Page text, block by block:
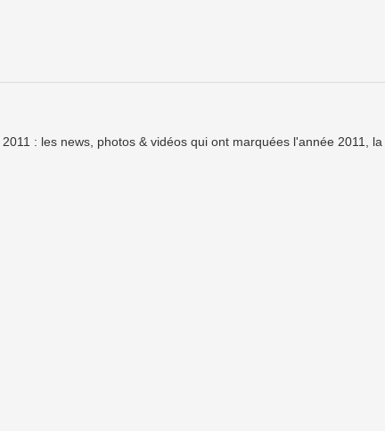
: les news, photos & vidéos qui ont marquées l'année 2011,